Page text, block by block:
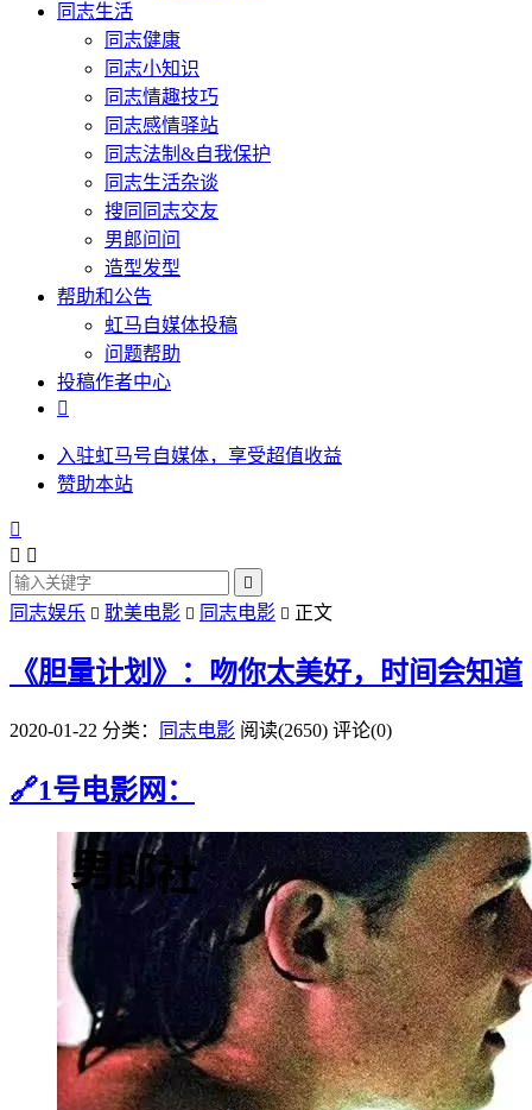
同志生活
同志健康
同志小知识
同志情趣技巧
同志感情驿站
同志法制&自我保护
同志生活杂谈
搜同同志交友
男郎问问
造型发型
帮助和公告
虹马自媒体投稿
问题帮助
投稿作者中心

入驻虹马号自媒体，享受超值收益
赞助本站

 

同志娱乐  耽美电影  同志电影  正文
《胆量计划》：吻你太美好，时间会知道
2020-01-22 分类： 同志电影 阅读(2650) 评论(0)
🔗1号电影网：